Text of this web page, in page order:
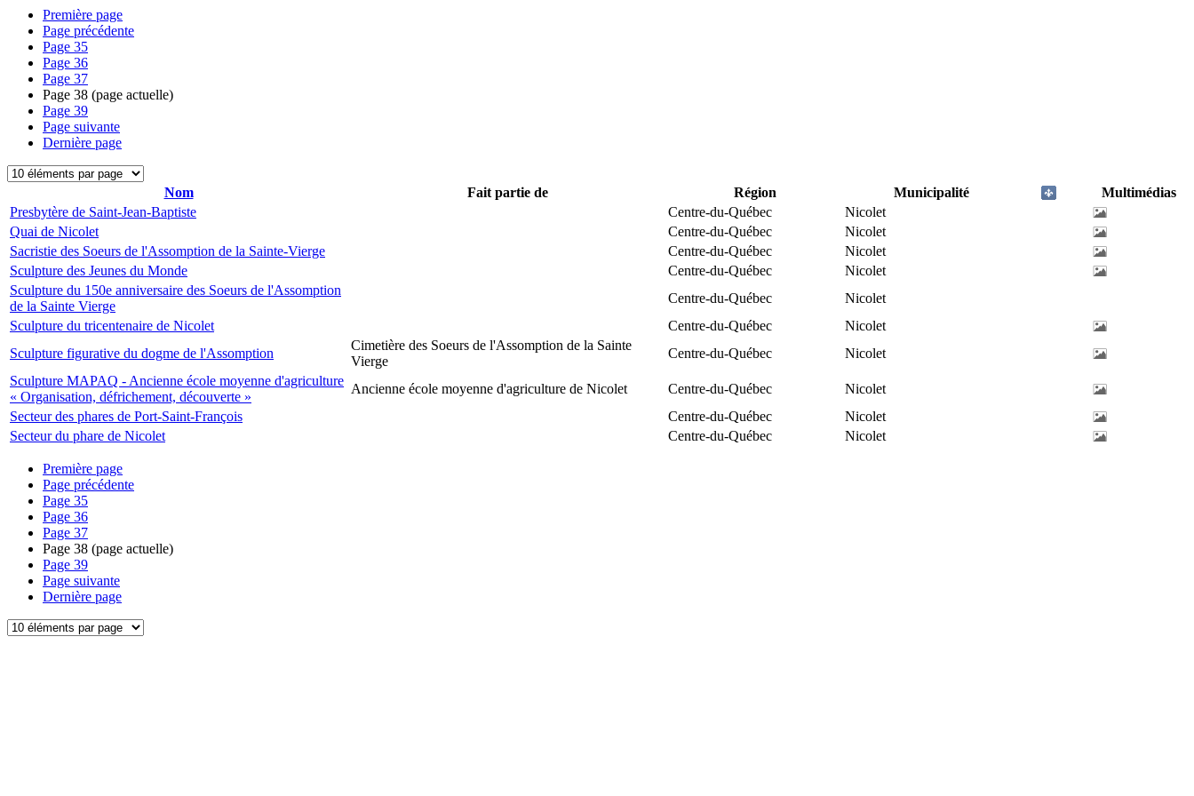
Première page
Page précédente
Page 35
Page 36
Page 37
Page 38 (page actuelle)
Page 39
Page suivante
Dernière page
Nom Fait partie de Région Municipalité
Multimédias
Presbytère de Saint-Jean-Baptiste
Centre-du-Québec
Nicolet
Quai de Nicolet
Centre-du-Québec
Nicolet
Sacristie des Soeurs de l'Assomption de la Sainte-Vierge
Centre-du-Québec
Nicolet
Sculpture des Jeunes du Monde
Centre-du-Québec
Nicolet
Sculpture du 150e anniversaire des Soeurs de l'Assomption
de la Sainte Vierge
Centre-du-Québec
Nicolet
Sculpture du tricentenaire de Nicolet
Centre-du-Québec
Nicolet
Sculpture figurative du dogme de l'Assomption
Cimetière des Soeurs de l'Assomption de la Sainte
Vierge
Centre-du-Québec
Nicolet
Sculpture MAPAQ - Ancienne école moyenne d'agriculture
« Organisation, défrichement, découverte »
Ancienne école moyenne d'agriculture de Nicolet Centre-du-Québec
Nicolet
Secteur des phares de Port-Saint-François
Centre-du-Québec
Nicolet
Secteur du phare de Nicolet
Centre-du-Québec Nicolet
Première page
Page précédente
Page 35
Page 36
Page 37
Page 38 (page actuelle)
Page 39
Page suivante
Dernière page